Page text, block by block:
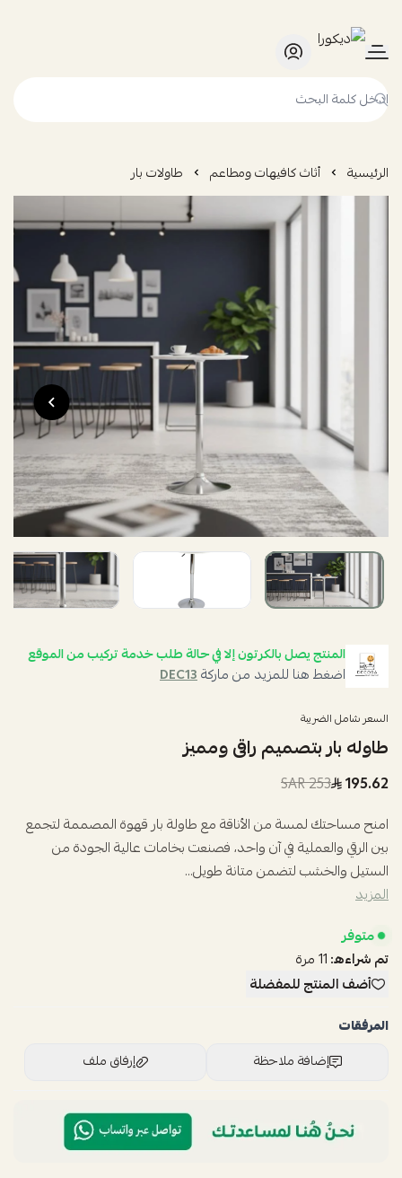
ديكورا
الرئيسية أثاث كافيهات ومطاعم طاولات بار
المنتج يصل بالكرتون إلا في حالة طلب خدمة تركيب من الموقع
اضغط هنا للمزيد من ماركةDEC13
السعر شامل الضريبة
طاوله بار بتصميم راقى ومميز
195.62
253 SAR
امنح مساحتك لمسة من الأناقة مع طاولة بار قهوة المصممة لتجمع
بين الرقي والعملية في آن واحد، فصنعت بخامات عالية الجودة من
الستيل والخشب لتضمن متانة طويل...
المزيد
متوفر
تم شراءه:11مرة
أضف المنتج للمفضلة
المرفقات
إضافة ملاحظة
إرفاق ملف
اسحب و افلت الملف هنا